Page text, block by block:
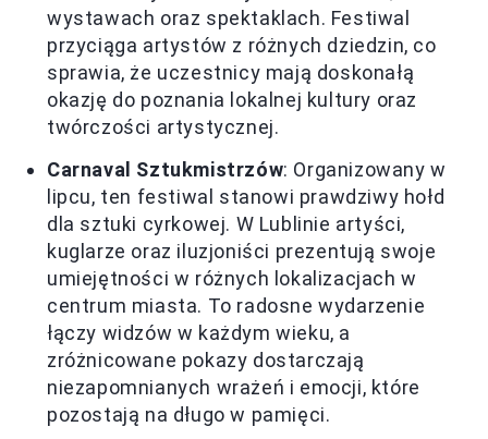
wystawach oraz spektaklach. Festiwal
przyciąga artystów z różnych dziedzin, co
sprawia, że uczestnicy mają doskonałą
okazję do poznania lokalnej kultury oraz
twórczości artystycznej.
Carnaval Sztukmistrzów: Organizowany w
lipcu, ten festiwal stanowi prawdziwy hołd
dla sztuki cyrkowej. W Lublinie artyści,
kuglarze oraz iluzjoniści prezentują swoje
umiejętności w różnych lokalizacjach w
centrum miasta. To radosne wydarzenie
łączy widzów w każdym wieku, a
zróżnicowane pokazy dostarczają
niezapomnianych wrażeń i emocji, które
pozostają na długo w pamięci.